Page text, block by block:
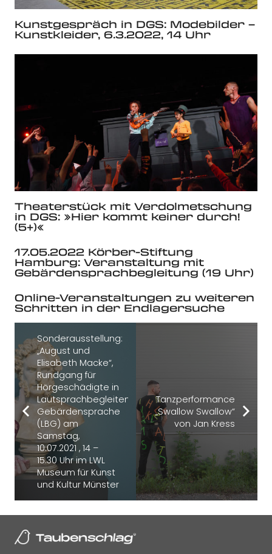
Kunstgespräch in DGS: Modebilder –
Kunstkleider, 6.3.2022, 14 Uhr
Theaterstück mit Verdolmetschung
in DGS: »Hier kommt keiner durch!
(5+)«
17.05.2022 Körber-Stiftung
Hamburg: Veranstaltung mit
Gebärdensprachbegleitung (19 Uhr)
Online-Veranstaltungen zu weiteren
Schritten in der Endlagersuche
Sonderausstellung:
„August und
Elisabeth Macke“,
Rundgang für
Hörgeschädigte in
Lautsprachbegleitende
Gebärdensprache
(LBG) am
Samstag,
10.07.2021 , 14 –
15.30 Uhr im LWL
Museum für Kunst
und Kultur Münster
Tanzperformance
„Swallow Swallow“
von Jan Kress